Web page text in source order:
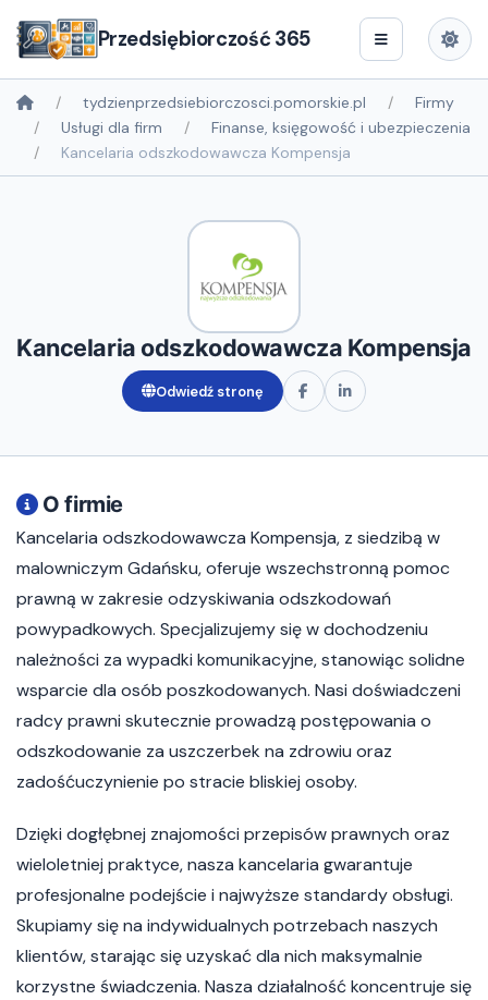
Przedsiębiorczość 365
tydzienprzedsiebiorczosci.pomorskie.pl
Firmy
Usługi dla firm
Finanse, księgowość i ubezpieczenia
Kancelaria odszkodowawcza Kompensja
Kancelaria odszkodowawcza Kompensja
Odwiedź stronę
O firmie
Kancelaria odszkodowawcza Kompensja, z siedzibą w
malowniczym Gdańsku, oferuje wszechstronną pomoc
prawną w zakresie odzyskiwania odszkodowań
powypadkowych. Specjalizujemy się w dochodzeniu
należności za wypadki komunikacyjne, stanowiąc solidne
wsparcie dla osób poszkodowanych. Nasi doświadczeni
radcy prawni skutecznie prowadzą postępowania o
odszkodowanie za uszczerbek na zdrowiu oraz
zadośćuczynienie po stracie bliskiej osoby.
Dzięki dogłębnej znajomości przepisów prawnych oraz
wieloletniej praktyce, nasza kancelaria gwarantuje
profesjonalne podejście i najwyższe standardy obsługi.
Skupiamy się na indywidualnych potrzebach naszych
klientów, starając się uzyskać dla nich maksymalnie
korzystne świadczenia. Nasza działalność koncentruje się